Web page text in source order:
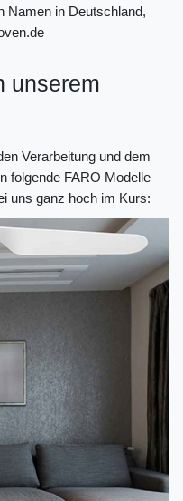
Namen in Deutschland,
unserem
Verarbeitung und dem
folgende FARO Modelle
uns ganz hoch im Kurs: